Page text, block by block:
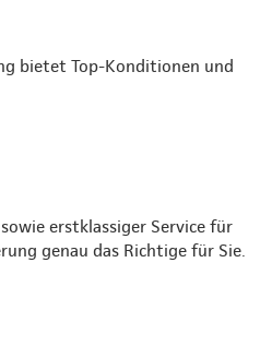
bietet Top-Konditionen und
erstklassiger Service für
genau das Richtige für Sie.